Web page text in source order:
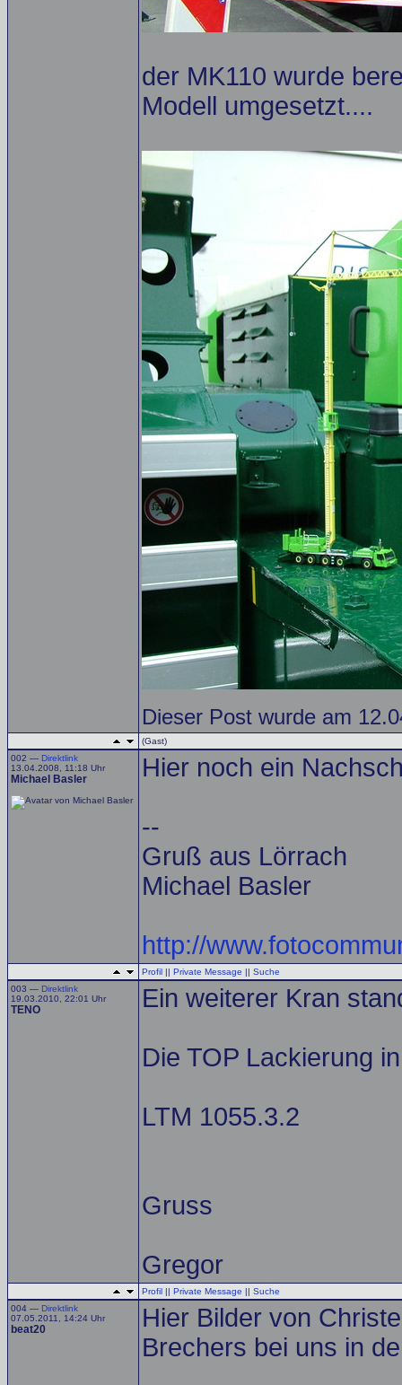
der MK110 wurde
Modell umgesetzt....
Dieser Post wurde am
(Gast)
002 — Direktlink
13.04.2008, 11:18 Uhr
Michael Basler Hier noch ein
--
Gruß aus Lörrach
Michael Basler
http://
Profil || Private Message || Suche
003 — Direktlink
19.03.2010, 22:01 Uhr
TENO Ein weiterer Kran
Die TOP Lackierung
LTM 1055.3.2
Gruss
Gregor
Profil || Private Message || Suche
004 — Direktlink
07.05.2011, 14:24 Uhr
beat20
Hier Bilder von
Brechers bei uns in